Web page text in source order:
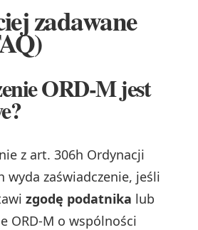
zadawane
ORD‑M jest
z art. 306h Ordynacji
wyda zaświadczenie, jeśli
zgodę podatnika lub
ORD‑M o wspólności